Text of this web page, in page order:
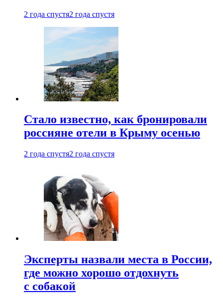
2 года спустя2 года спустя
Стало известно, как бронировали
россияне отели в Крыму осенью
2 года спустя2 года спустя
Эксперты назвали места в России,
где можно хорошо отдохнуть
с собакой